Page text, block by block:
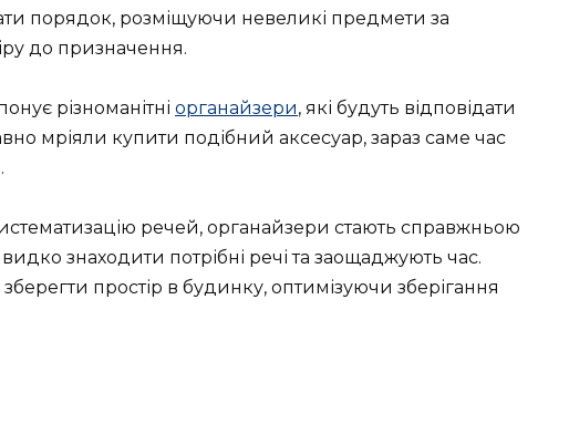
порядок, розміщуючи невеликі предмети за
до призначення.
різноманітні органайзери, які будуть відповідати
мріяли купити подібний аксесуар, зараз саме час
речей, органайзери стають справжньою
знаходити потрібні речі та заощаджують час.
простір в будинку, оптимізуючи зберігання